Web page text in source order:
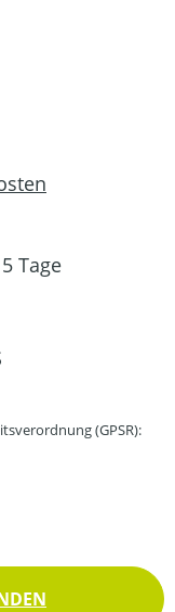
Tage
(GPSR):